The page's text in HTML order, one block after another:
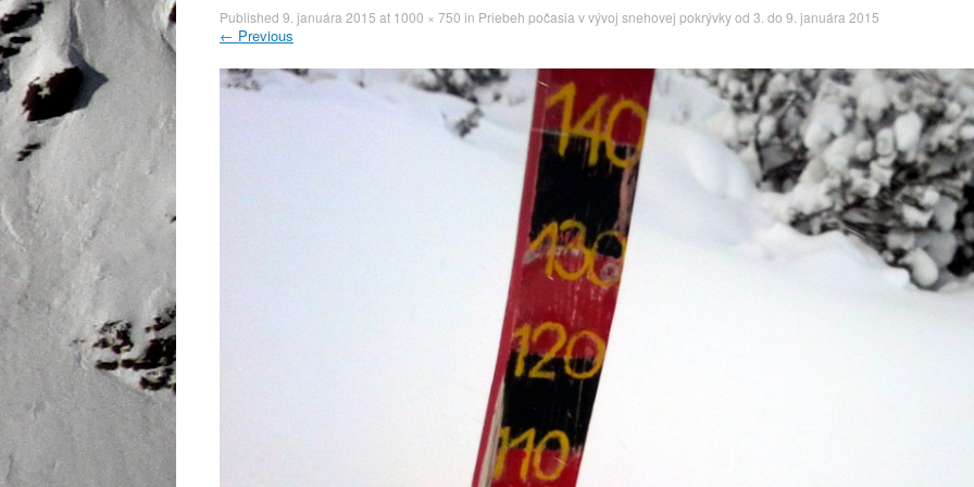
Published 9. januára 2015 at 1000 × 750 in Priebeh počasia v vývoj snehovej pokrývky od 3. do 9. januára 2015
← Previous